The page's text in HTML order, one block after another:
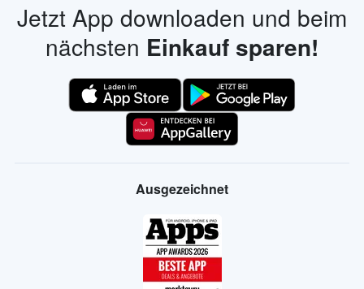
Jetzt App downloaden und beim
nächsten Einkauf sparen!
Ausgezeichnet